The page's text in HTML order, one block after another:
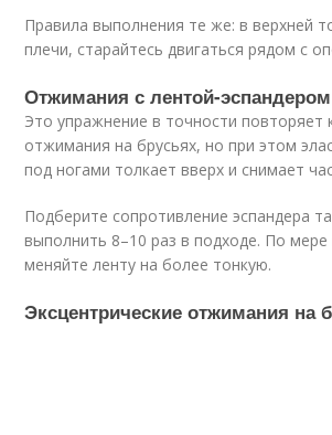
Правила выполнения те же: в верхней
плечи, старайтесь двигаться рядом с
Отжимания с лентой‑эспандером
Это упражнение в точности повторяет
отжимания на брусьях, но при этом
под ногами толкает вверх и снимает
Подберите сопротивление эспандера
выполнить 8–10 раз в подходе. По
меняйте ленту на более тонкую.
Эксцентрические отжимания на